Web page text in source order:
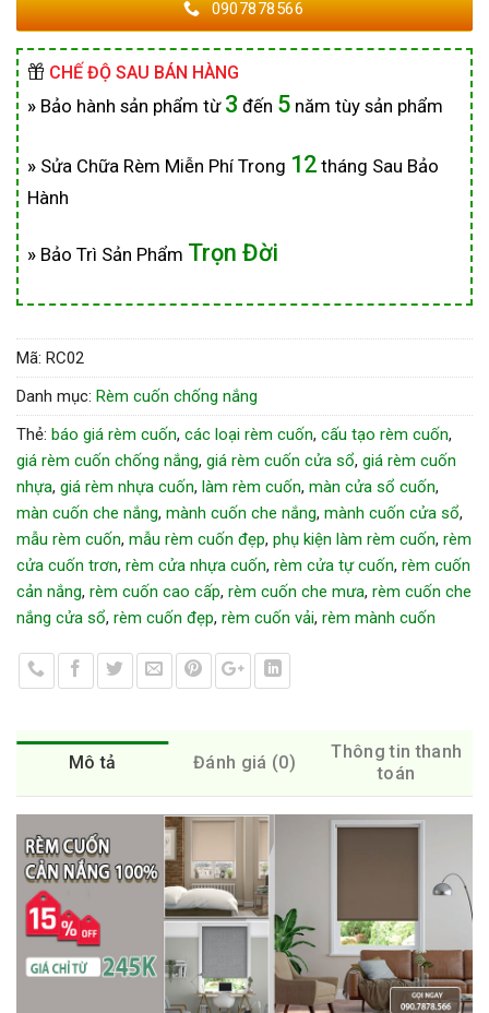
0907878566
CHẾ ĐỘ SAU BÁN HÀNG
» Bảo hành sản phẩm từ 3 đến 5 năm tùy sản phẩm
» Sửa Chữa Rèm Miễn Phí Trong 12 tháng Sau Bảo
Hành
» Bảo Trì Sản Phẩm Trọn Đời
Mã: RC02
Danh mục: Rèm cuốn chống nắng
Thẻ: báo giá rèm cuốn, các loại rèm cuốn, cấu tạo rèm cuốn,
giá rèm cuốn chống nắng, giá rèm cuốn cửa sổ, giá rèm cuốn
nhựa, giá rèm nhựa cuốn, làm rèm cuốn, màn cửa sổ cuốn,
màn cuốn che nắng, mành cuốn che nắng, mành cuốn cửa sổ,
mẫu rèm cuốn, mẫu rèm cuốn đẹp, phụ kiện làm rèm cuốn, rèm
cửa cuốn trơn, rèm cửa nhựa cuốn, rèm cửa tự cuốn, rèm cuốn
cản nắng, rèm cuốn cao cấp, rèm cuốn che mưa, rèm cuốn che
nắng cửa sổ, rèm cuốn đẹp, rèm cuốn vải, rèm mành cuốn
Mô tả Đánh giá (0)
Thông tin thanh
toán